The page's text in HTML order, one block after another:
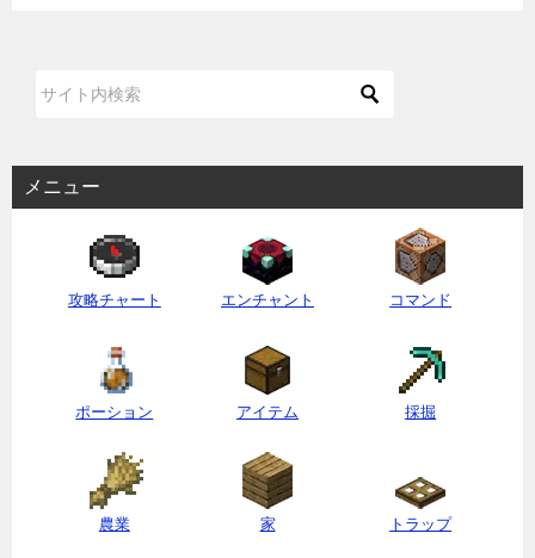
メニュー
攻略チャート エンチャント コマンド
ポーション アイテム 採掘
農業 家 トラップ